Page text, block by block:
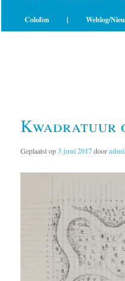
Colofon | Weblog/
Kwadratuur
Geplaatst op3 juni 2017door